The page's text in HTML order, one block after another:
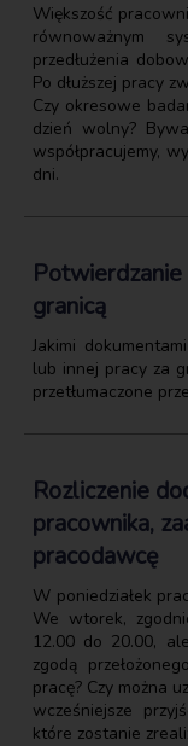
Większość
równoważnym
przedłużenia
Po dłuższej pracy
Czy okresowe
dzień wolny?
współpracujemy,
dni.
granicą
Jakimi
lub innej pracy za
przetłumaczone
Rozliczenie
pracownika,
pracodawcę
W poniedziałek
We wtorek,
12.00 do 20.00,
zgodą
pracę? Czy można
wcześniejsze
które zostanie